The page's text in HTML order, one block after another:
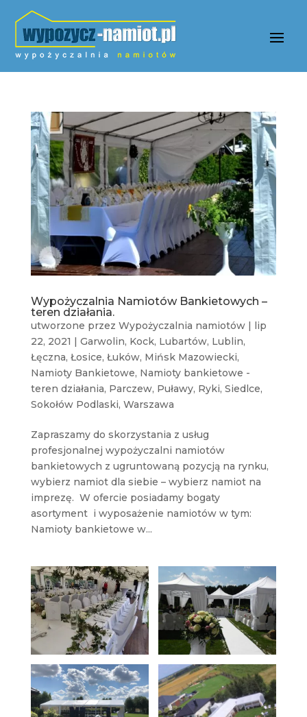
Wypożyczalnia Namiotów Bankietowych –
teren działania.
utworzone przez Wypożyczalnia namiotów| lip
22, 2021 | Garwolin, Kock, Lubartów, Lublin,
Łęczna, Łosice, Łuków, Mińsk Mazowiecki,
Namioty Bankietowe, Namioty bankietowe -
teren działania, Parczew, Puławy, Ryki, Siedlce,
Sokołów Podlaski, Warszawa
Zapraszamy do skorzystania z usług
profesjonalnej wypożyczalni namiotów
bankietowych z ugruntowaną pozycją na rynku,
wybierz namiot dla siebie – wybierz namiot na
imprezę. W ofercie posiadamy bogaty
asortyment i wyposażenie namiotów w tym:
Namioty bankietowe w...